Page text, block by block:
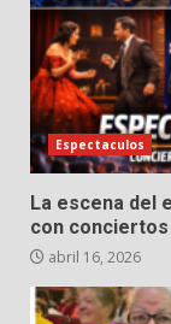
Espectaculos
La escena del
con
abril 16, 2026